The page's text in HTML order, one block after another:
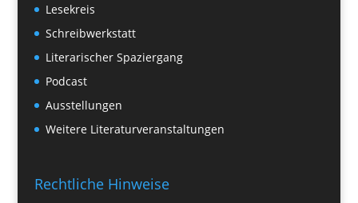
Lesekreis
Schreibwerkstatt
Literarischer Spaziergang
Podcast
Ausstellungen
Weitere Literaturveranstaltungen
Rechtliche Hinweise